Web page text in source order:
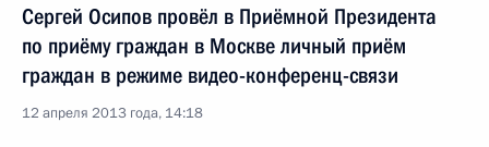
Сергей Осипов провёл в Приёмной Президента
по приёму граждан в Москве личный приём
граждан в режиме видео-конференц-связи
12 апреля 2013 года, 14:18